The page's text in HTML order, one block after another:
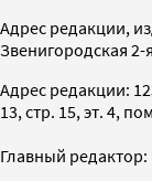
Адрес редакции,
Звенигородская 2-
Адрес редакции:
13, стр. 15, эт. 4,
Главный